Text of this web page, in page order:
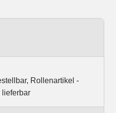
Rollenartikel -
lieferbar